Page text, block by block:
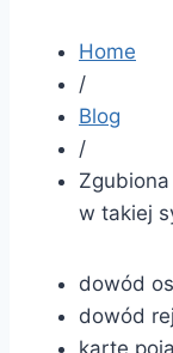
Home
/
Blog
/
w takiej
dowód
dowód
kartę